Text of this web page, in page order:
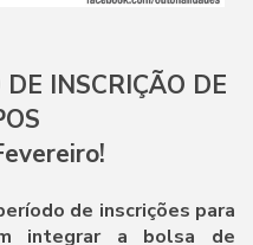
INSCRIÇÃO DE
de inscrições para
integrar a bolsa de